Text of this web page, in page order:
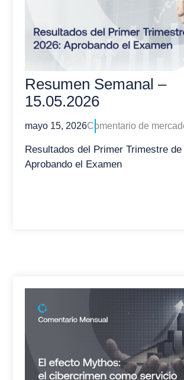
Resumen Semanal –
15.05.2026
mayo 15, 2026Comentario de
Resultados del Primer Trimestre de
Aprobando el Examen